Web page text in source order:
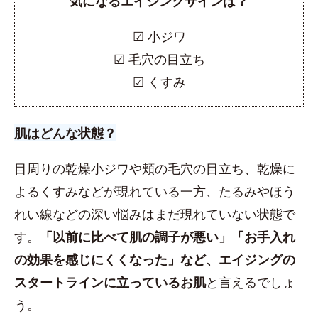
☑︎ 小ジワ
☑︎ 毛穴の目立ち
☑︎ くすみ
肌はどんな状態？
目周りの乾燥小ジワや頬の毛穴の目立ち、乾燥に
よるくすみなどが現れている一方、たるみやほう
れい線などの深い悩みはまだ現れていない状態で
す。
「以前に比べて肌の調子が悪い」「お手入れ
の効果を感じにくくなった」など、エイジングの
スタートラインに立っているお肌と言えるでしょ
う。